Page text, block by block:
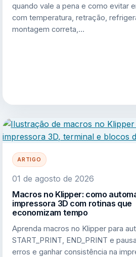
quando vale a pena e como evitar
com temperatura, retração,
montagem correta,…
ARTIGO
01 de agosto de 2026
Macros no Klipper: como
impressora 3D com rotinas que
economizam tempo
Aprenda macros no Klipper para
START_PRINT, END_PRINT e
erros e ganhar consistência na